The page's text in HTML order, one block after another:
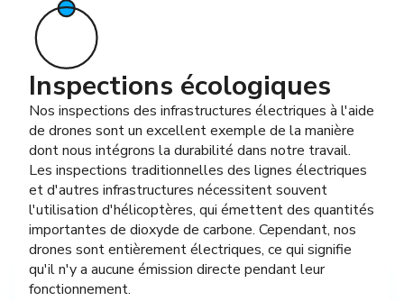
Inspections écologiques
Nos inspections des infrastructures électriques à l'aide
de drones sont un excellent exemple de la manière
dont nous intégrons la durabilité dans notre travail.
Les inspections traditionnelles des lignes électriques
et d'autres infrastructures nécessitent souvent
l'utilisation d'hélicoptères, qui émettent des quantités
importantes de dioxyde de carbone. Cependant, nos
drones sont entièrement électriques, ce qui signifie
qu'il n'y a aucune émission directe pendant leur
fonctionnement.